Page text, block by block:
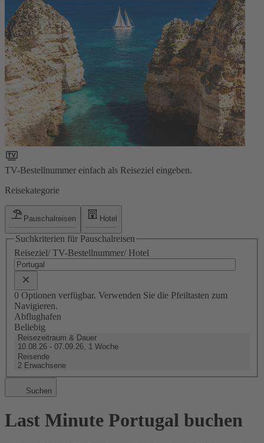
TV-Bestellnummer einfach als Reiseziel eingeben.
Reisekategorie
Pauschalreisen Hotel
Suchkriterien für Pauschalreisen
Reiseziel/ TV-Bestellnummer/ Hotel
0 Optionen verfügbar. Verwenden Sie die Pfeiltasten zum
Navigieren.
Abflughafen
Beliebig
Reisezeitraum & Dauer
10.08.26 - 07.09.26, 1 Woche
Reisende
2 Erwachsene
Suchen
Last Minute Portugal buchen